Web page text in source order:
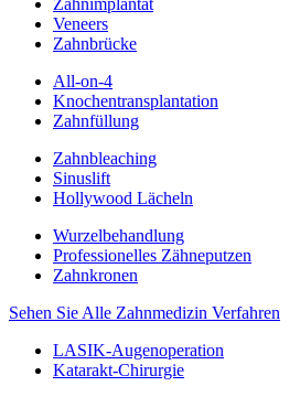
Zahnimplantat
Veneers
Zahnbrücke
All-on-4
Knochentransplantation
Zahnfüllung
Zahnbleaching
Sinuslift
Hollywood Lächeln
Wurzelbehandlung
Professionelles Zähneputzen
Zahnkronen
Sehen Sie Alle Zahnmedizin Verfahren
LASIK-Augenoperation
Katarakt-Chirurgie